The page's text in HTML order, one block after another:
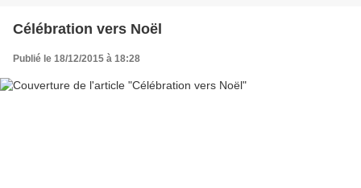
Célébration vers Noël
Publié le 18/12/2015 à 18:28